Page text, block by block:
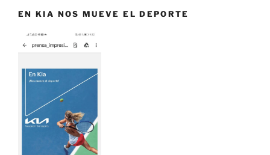
EN KIA NOS MUEVE EL DEPORTE